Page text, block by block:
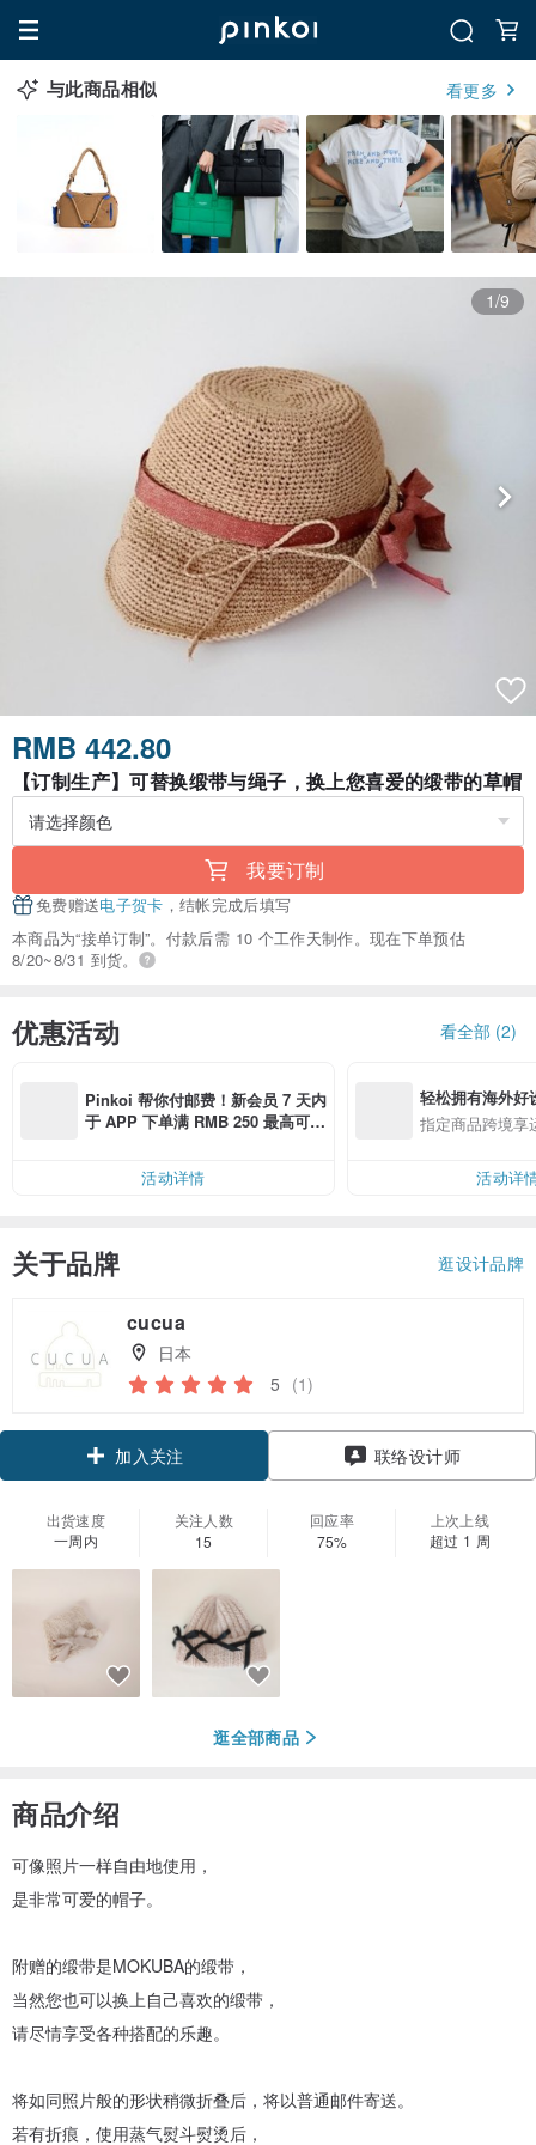
与此商品相似 看更多
1/9
RMB 442.80
【订制生产】可替换缎带与绳子，换上您喜爱的缎带的草帽
我要订制
免费赠送电子贺卡 ，结帐完成后填写
本商品为“接单订制”。付款后需 10 个工作天制作。现在下单预估
8/20~8/31 到货。
优惠活动 看全部 (2)
Pinkoi 帮你付邮费！新会员 7 天内
于 APP 下单满 RMB 250 最高可折
活动详情
轻松拥有海外好
指定商品跨境享
活动详
关于品牌 逛设计品牌
cucua
日本
5 (1)
加入关注 联络设计师
出货速度
一周内
关注人数
15
回应率
75%
上次上线
超过 1 周
逛全部商品
商品介绍
可像照片一样自由地使用，
是非常可爱的帽子。
附赠的缎带是MOKUBA的缎带，
当然您也可以换上自己喜欢的缎带，
请尽情享受各种搭配的乐趣。
将如同照片般的形状稍微折叠后，将以普通邮件寄送。
若有折痕，使用蒸气熨斗熨烫后，